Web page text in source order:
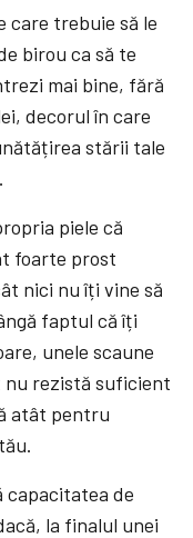
care trebuie să le
birou ca să te
mai bine, fără
decorul în care
stării tale
piele că
foarte prost
nici nu îți vine să
faptul că îți
unele scaune
nu rezistă suficient
atât pentru
capacitatea de
la finalul unei